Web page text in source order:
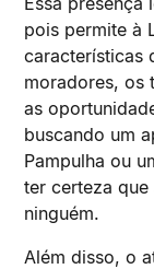
pois permite à
características
moradores, os
as
buscando um
Pampulha ou
ter certeza
ninguém.
Além disso, o